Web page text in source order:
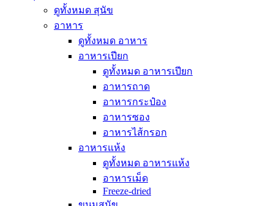
ดูทั้งหมด สุนัข
อาหาร
ดูทั้งหมด อาหาร
อาหารเปียก
ดูทั้งหมด อาหารเปียก
อาหารถาด
อาหารกระป๋อง
อาหารซอง
อาหารไส้กรอก
อาหารแห้ง
ดูทั้งหมด อาหารแห้ง
อาหารเม็ด
Freeze-dried